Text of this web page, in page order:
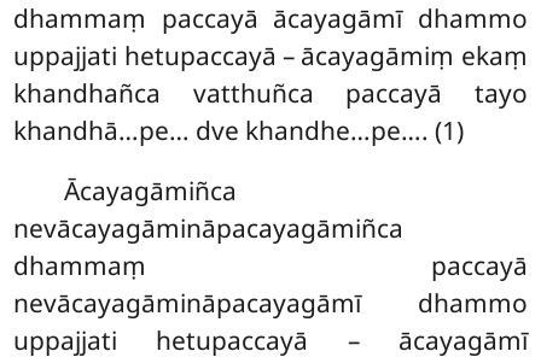
dhammaṃ paccayā ācayagāmī dhammo
uppajjati hetupaccayā – ācayagāmiṃ ekaṃ
khandhañca vatthuñca paccayā tayo
khandhā…pe… dve khandhe…pe…. (1)
Ācayagāmiñca
nevācayagāmināpacayagāmiñca
dhammaṃ paccayā
nevācayagāmināpacayagāmī dhammo
uppajjati hetupaccayā – ācayagāmī